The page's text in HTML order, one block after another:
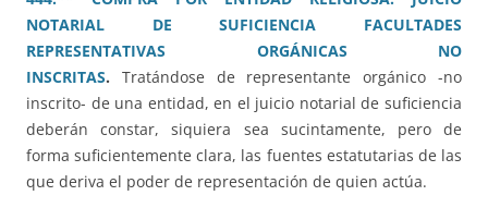
NOTARIAL DE SUFICIENCIA FACULTADES
REPRESENTATIVAS ORGÁNICAS NO
INSCRITAS. Tratándose de representante orgánico -no
inscrito- de una entidad, en el juicio notarial de suficiencia
deberán constar, siquiera sea sucintamente, pero de
forma suficientemente clara, las fuentes estatutarias de las
que deriva el poder de representación de quien actúa.